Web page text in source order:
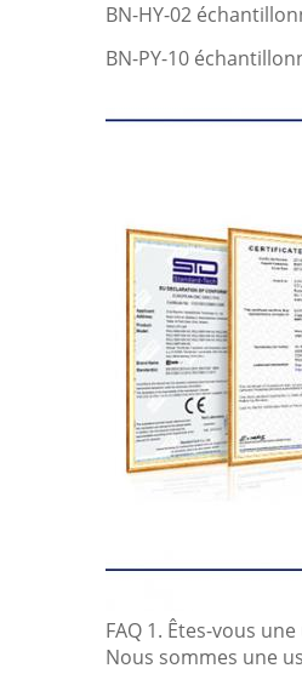
BN-HY-02
BN-PY-10
FAQ 1. Êtes-vous
Nous sommes une